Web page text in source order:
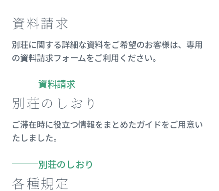
資料請求
別荘に関する詳細な資料をご希望のお客様は、専用
の資料請求フォームをご利用ください。
資料請求
別荘のしおり
ご滞在時に役立つ情報をまとめたガイドをご用意い
たしました。
別荘のしおり
各種規定